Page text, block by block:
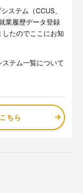
の”ありがとう”をカ
タチに。
スです。
ステム（CCUS、
業履歴データ登録
たのでここにお知
テム一覧について
ちら